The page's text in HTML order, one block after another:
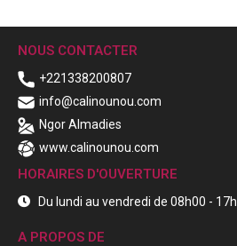
NOUS CONTACTER
+221338200807
info@calinounou.com
Ngor Almadies
www.calinounou.com
HORAIRES D'OUVERTURE
Du lundi au vendredi de 08h00 - 17h
A PROPOS DE